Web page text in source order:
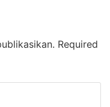
Required